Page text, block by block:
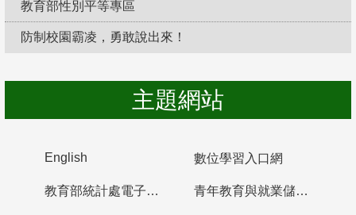
教育部性別平等專區
防制校園霸凌，勇敢說出來！
主題網站
English 數位學習入口網
教育部統計處電子書櫃 青年教育與就業儲蓄帳戶